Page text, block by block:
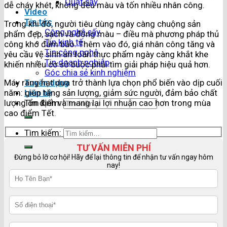
Video
Tin tức
Công nghệ sấy
Tin kinh tế
Tin công nghệ
Tin doanh nghiệp
Góc chia sẻ kinh nghiệm
Tuyển dụng
Liên hệ
Tìm kiếm:
Tìm kiếm:
dễ cháy khét, không đều màu và tốn nhiều nhân công.
Trong khi đó, người tiêu dùng ngày càng chuộng sản
phẩm đẹp, sạch và đồng màu – điều mà phương pháp thủ
công khó đảm bảo. Thêm vào đó, giá nhân công tăng và
yêu cầu vệ sinh an toàn thực phẩm ngày càng khắt khe
khiến nhiều cơ sở buộc phải tìm giải pháp hiệu quả hơn.
Máy rang hạt dưa trở thành lựa chọn phổ biến vào dịp cuối
năm: giúp tăng sản lượng, giảm sức người, đảm bảo chất
lượng ổn định và mang lại lợi nhuận cao hơn trong mùa
cao điểm Tết.
TƯ VẤN MIỄN PHÍ
Đừng bỏ lỡ cơ hội! Hãy để lại thông tin để nhận tư vấn ngay hôm
nay!